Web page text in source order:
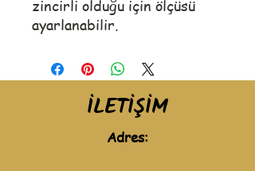
zincirli olduğu için ölçüsü
ayarlanabilir.
İLETİŞİM
Adres: